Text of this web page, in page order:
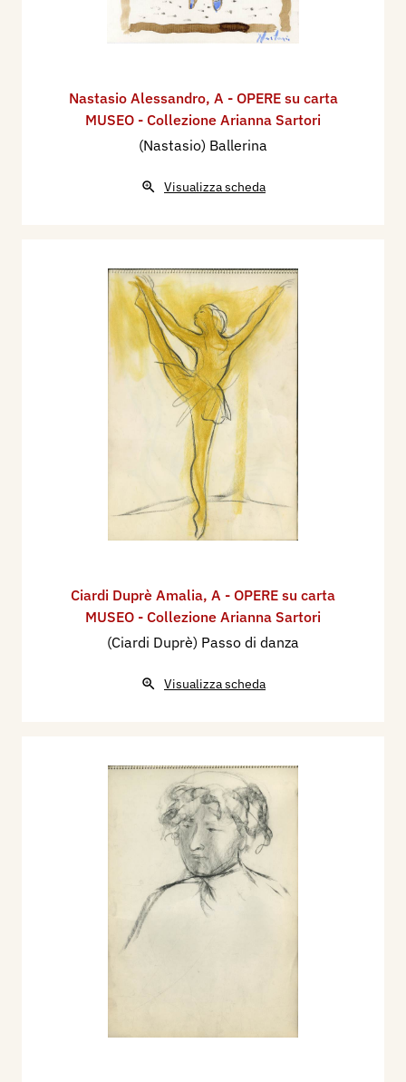
Nastasio Alessandro, A - OPERE su carta
MUSEO - Collezione Arianna Sartori
(Nastasio) Ballerina
Visualizza scheda
Ciardi Duprè Amalia, A - OPERE su carta
MUSEO - Collezione Arianna Sartori
(Ciardi Duprè) Passo di danza
Visualizza scheda